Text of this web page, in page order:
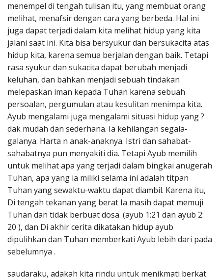
menempel di tengah tulisan itu, yang membuat orang
melihat, menafsir dengan cara yang berbeda. Hal ini
juga dapat terjadi dalam kita melihat hidup yang kita
jalani saat ini. Kita bisa bersyukur dan bersukacita atas
hidup kita, karena semua berjalan dengan baik. Tetapi
rasa syukur dan sukacita dapat berubah menjadi
keluhan, dan bahkan menjadi sebuah tindakan
melepaskan iman kepada Tuhan karena sebuah
persoalan, pergumulan atau kesulitan menimpa kita.
Ayub mengalami juga mengalami situasi hidup yang ?
dak mudah dan sederhana. Ia kehilangan segala-
galanya. Harta n anak-anaknya. Istri dan sahabat-
sahabatnya pun menyakiti dia. Tetapi Ayub memilih
untuk melihat apa yang terjadi dalam bingkai anugerah
Tuhan, apa yang ia miliki selama ini adalah titpan
Tuhan yang sewaktu-waktu dapat diambil. Karena itu,
Di tengah tekanan yang berat Ia masih dapat memuji
Tuhan dan tidak berbuat dosa. (ayub 1:21 dan ayub 2:
20 ), dan Di akhir cerita dikatakan hidup ayub
dipulihkan dan Tuhan memberkati Ayub lebih dari pada
sebelumnya .
saudaraku, adakah kita rindu untuk menikmati berkat